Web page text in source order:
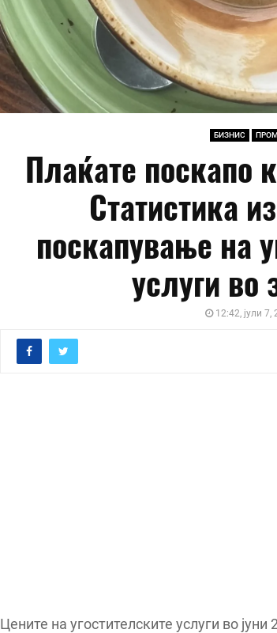
БИЗНИС
Плаќате поскапо
Статистика
поскапување на
услуги во
12:42, јули 7,
Цените на угостителските услуги во